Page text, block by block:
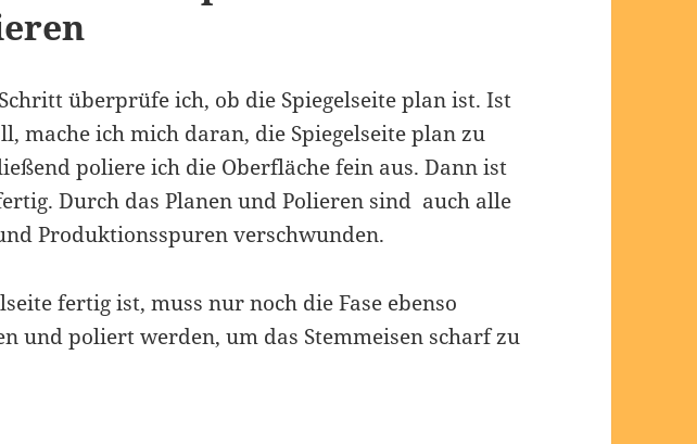
überprüfe ich, ob die Spiegelseite plan ist. Ist
mache ich mich daran, die Spiegelseite plan zu
poliere ich die Oberfläche fein aus. Dann ist
Durch das Planen und Polieren sind auch alle
Produktionsspuren verschwunden.
fertig ist, muss nur noch die Fase ebenso
und poliert werden, um das Stemmeisen scharf zu